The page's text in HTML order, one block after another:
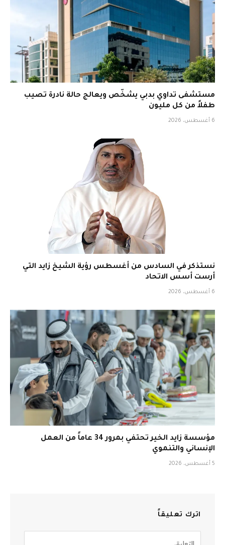
مستشفى تداوي بدبي يشخّص ويعالج حالة نادرة تصيب
طفلاً من كل مليون
6 أغسطس، 2026
نستذكر في السادس من أغسطس رؤية الشيخ زايد التي
أرست أسس الاتحاد
6 أغسطس، 2026
مؤسسة زايد الخير تحتفي بمرور 34 عاماً من العمل
الإنساني والتنموي
5 أغسطس، 2026
اترك تعليقاً